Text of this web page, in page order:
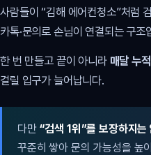
사람들이 “김해 에어컨청소”처럼
카톡·문의로 손님이 연결되는 구조
한 번 만들고 끝이 아니라 매달 누적
걸릴 입구가 늘어납니다.
다만 “검색 1위”를 보장하지는
꾸준히 쌓아 문의 가능성을